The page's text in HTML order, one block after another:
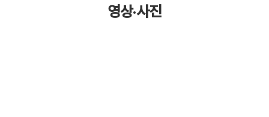
영상·사진